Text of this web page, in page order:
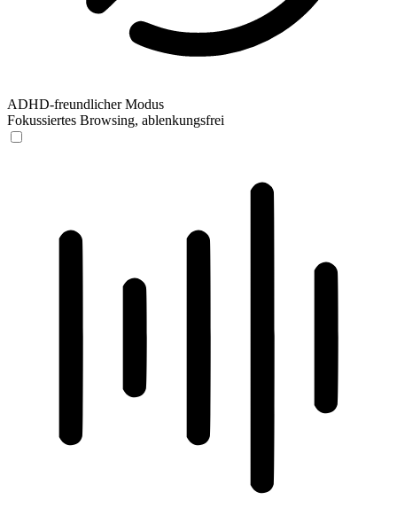
ADHD-freundlicher Modus
Fokussiertes Browsing, ablenkungsfrei